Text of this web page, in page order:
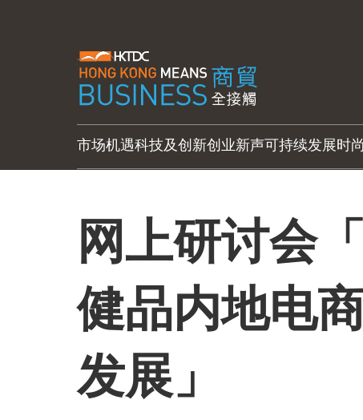
市场机遇科技及创新创业新声可持续发展时
网上研讨会
健品内地电
发展」